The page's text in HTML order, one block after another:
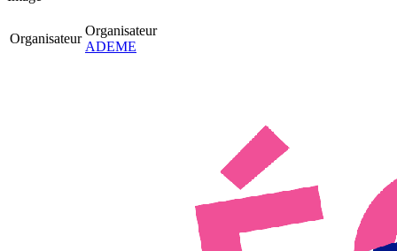
Organisateur
Organisateur
ADEME